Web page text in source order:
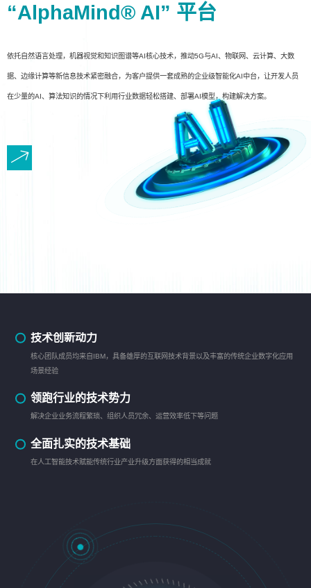
“AlphaMind® AI” 平台
依托自然语言处理，机器视觉和知识图谱等AI核心技术，推动5G与AI、物联网、云计算、大数
据、边缘计算等新信息技术紧密融合，为客户提供一套成熟的企业级智能化AI中台，让开发人员
在少量的AI、算法知识的情况下利用行业数据轻松搭建、部署AI模型，构建解决方案。
技术创新动力
核心团队成员均来自IBM，具备雄厚的互联网技术背景以及丰富的传统企业数字化应用
场景经验
领跑行业的技术势力
解决企业业务流程繁琐、组织人员冗余、运营效率低下等问题
全面扎实的技术基础
在人工智能技术赋能传统行业产业升级方面获得的相当成就